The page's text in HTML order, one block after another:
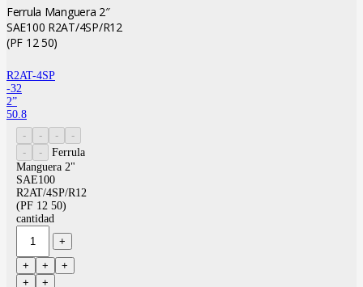
Ferrula Manguera 2″
SAE100 R2AT/4SP/R12
(PF 12 50)
R2AT-4SP
-32
2”
50.8
Ferrula
Manguera 2"
SAE100
R2AT/4SP/R12
(PF 12 50)
cantidad